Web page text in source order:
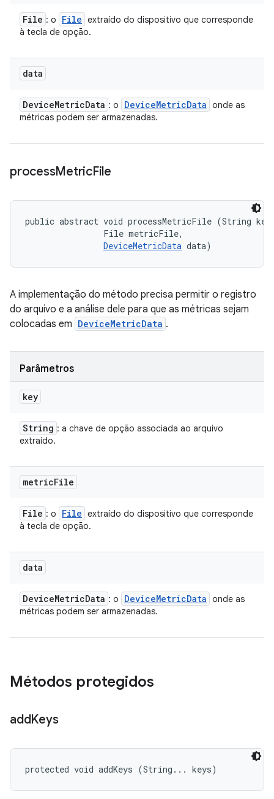
File : o File extraído do dispositivo que corresponde
à tecla de opção.
data
DeviceMetricData : o DeviceMetricData onde as
métricas podem ser armazenadas.
processMetricFile
public abstract void processMetricFile (String
                File metricFile,
DeviceMetricData data)
A implementação do método precisa permitir o registro
do arquivo e a análise dele para que as métricas sejam
colocadas em DeviceMetricData .
Parâmetros
key
String : a chave de opção associada ao arquivo
extraído.
metricFile
File : o File extraído do dispositivo que corresponde
à tecla de opção.
data
DeviceMetricData : o DeviceMetricData onde as
métricas podem ser armazenadas.
Métodos protegidos
addKeys
protected void addKeys (String... keys)